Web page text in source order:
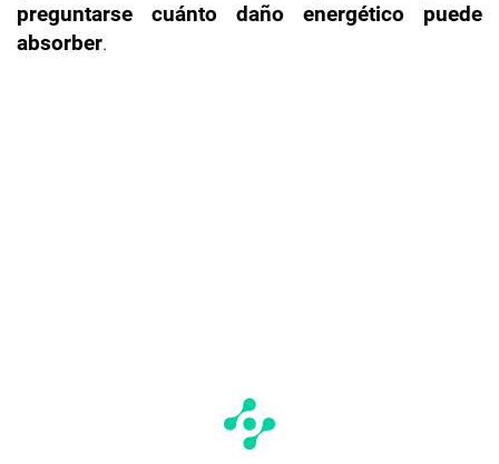
preguntarse cuánto daño energético puede
absorber.